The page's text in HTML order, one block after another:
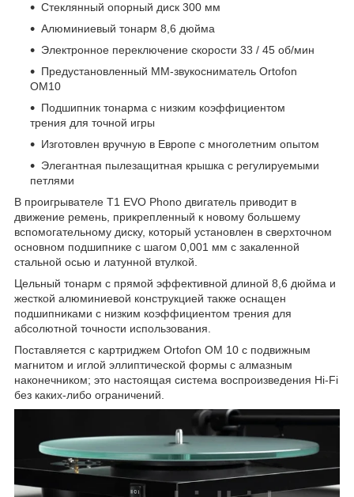
Стеклянный опорный диск 300 мм
Алюминиевый тонарм 8,6 дюйма
Электронное переключение скорости 33 / 45 об/мин
Предустановленный MM-звукосниматель Ortofon
OM10
Подшипник тонарма с низким коэффициентом
трения для точной игры
Изготовлен вручную в Европе с многолетним опытом
Элегантная пылезащитная крышка с регулируемыми
петлями
В проигрывателе T1 EVO Phono двигатель приводит в
движение ремень, прикрепленный к новому большему
вспомогательному диску, который установлен в сверхточном
основном подшипнике с шагом 0,001 мм с закаленной
стальной осью и латунной втулкой.
Цельный тонарм с прямой эффективной длиной 8,6 дюйма и
жесткой алюминиевой конструкцией также оснащен
подшипниками с низким коэффициентом трения для
абсолютной точности использования.
Поставляется с картриджем Ortofon OM 10 с подвижным
магнитом и иглой эллиптической формы с алмазным
наконечником; это настоящая система воспроизведения Hi-Fi
без каких-либо ограничений.